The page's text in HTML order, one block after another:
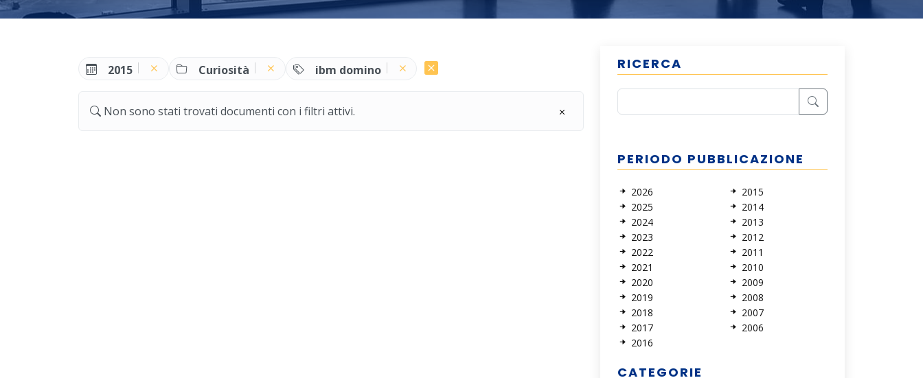
2015 Curiosità ibm domino
Non sono stati trovati documenti con i filtri attivi.
RICERCA
PERIODO PUBBLICAZIONE
2026
2025
2024
2023
2022
2021
2020
2019
2018
2017
2016
2015
2014
2013
2012
2011
2010
2009
2008
2007
2006
CATEGORIE